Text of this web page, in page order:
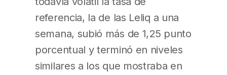
referencia, la de las Leliq a una
semana, subió más de 1,25 punto
porcentual y terminó en niveles
similares a los que mostraba en